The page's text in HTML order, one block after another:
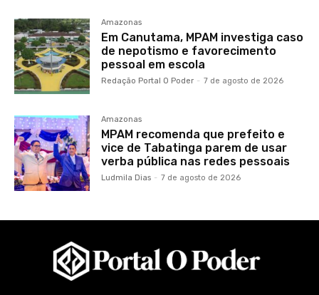
Amazonas
Em Canutama, MPAM investiga caso
de nepotismo e favorecimento
pessoal em escola
Redação Portal O Poder - 7 de agosto de 2026
Amazonas
MPAM recomenda que prefeito e
vice de Tabatinga parem de usar
verba pública nas redes pessoais
Ludmila Dias - 7 de agosto de 2026